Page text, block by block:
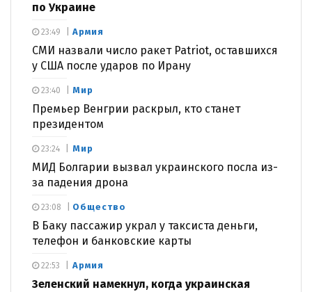
по Украине
Армия
СМИ назвали число ракет Patriot, оставшихся
у США после ударов по Ирану
23:49
Мир
Премьер Венгрии раскрыл, кто станет
президентом
23:40
Мир
МИД Болгарии вызвал украинского посла из-
за падения дрона
23:24
Общество
В Баку пассажир украл у таксиста деньги,
телефон и банковские карты
23:08
Армия
Зеленский намекнул, когда украинская
22:53